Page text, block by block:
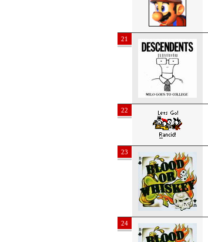
21
22
23
24